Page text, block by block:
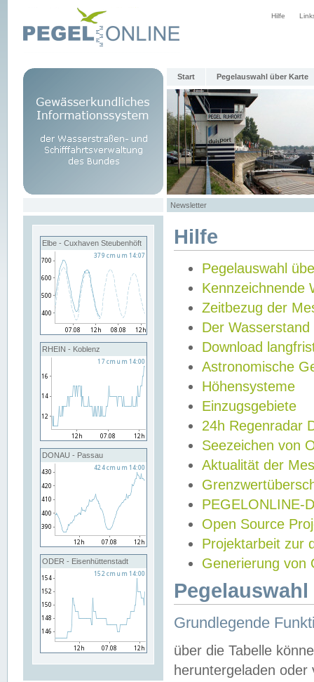
Hilfe
Start Pegelauswahl über Karte
Newsletter
Elbe - Cuxhaven Steubenhöft
RHEIN - Koblenz
DONAU - Passau
ODER - Eisenhüttenstadt
Hilfe
Pegelauswahl
Kennzeichnende
Zeitbezug der
Der Wasserstand
Download
Astronomische
Höhensysteme
Einzugsgebiete
24h Regenradar
Seezeichen von
Aktualität der
PEGELONLINE-
Open Source
Projektarbeit zur
Generierung von
Grundlegende
über die Tabelle
heruntergeladen oder